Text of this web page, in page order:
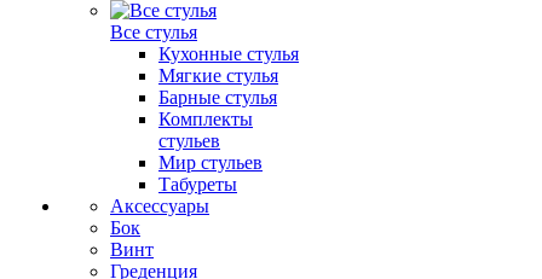
Все стулья
Кухонные стулья
Мягкие стулья
Барные стулья
Комплекты
стульев
Мир стульев
Табуреты
Аксессуары
Бок
Винт
Греденция